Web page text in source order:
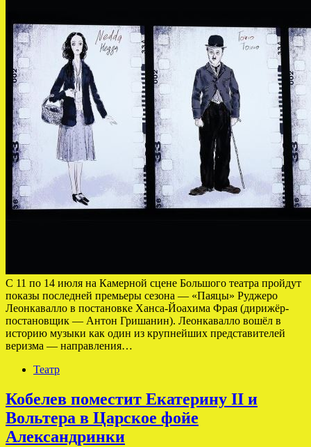
С 11 по 14 июля на Камерной сцене Большого театра пройдут
показы последней премьеры сезона — «Паяцы» Руджеро
Леонкавалло в постановке Ханса-Йоахима Фрая (дирижёр-
постановщик — Антон Гришанин). Леонкавалло вошёл в
историю музыки как один из крупнейших представителей
веризма — направления…
Театр
Кобелев поместит Екатерину II и
Вольтера в Царское фойе
Александринки